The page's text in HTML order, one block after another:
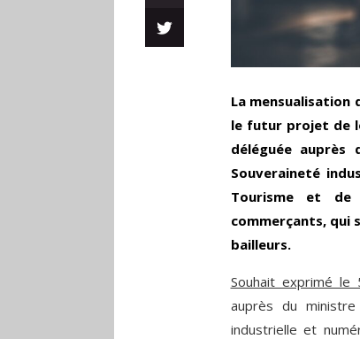
La mensualisation
le futur projet de
déléguée auprès
Souveraineté
Tourisme et de
commerçants, qui
bailleurs.
Souhait exprimé le
auprès du
industrielle et